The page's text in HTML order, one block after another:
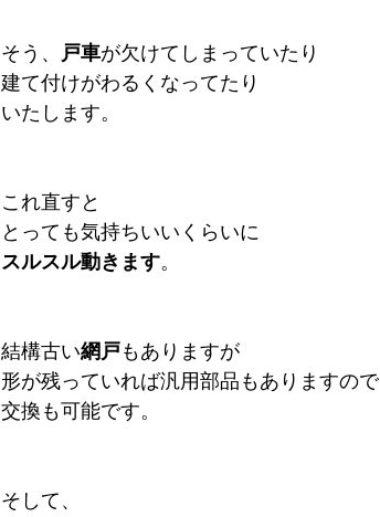
そう、 戸車が欠けてしまっていたり
建て付けがわるくなってたり
いたします。
これ直すと
とっても気持ちいいくらいに
スルスル動きます。
結構古い網戸もありますが
形が残っていれば汎用部品もありますので
交換も可能です。
そして、